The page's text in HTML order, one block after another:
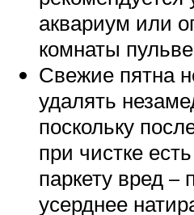
аквариум или
комнаты
Свежие пятна
удалять
поскольку
при чистке
паркету вред –
усерднее